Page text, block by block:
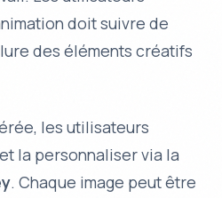
doit suivre de
des éléments créatifs
les utilisateurs
la personnaliser via la
. Chaque image peut être